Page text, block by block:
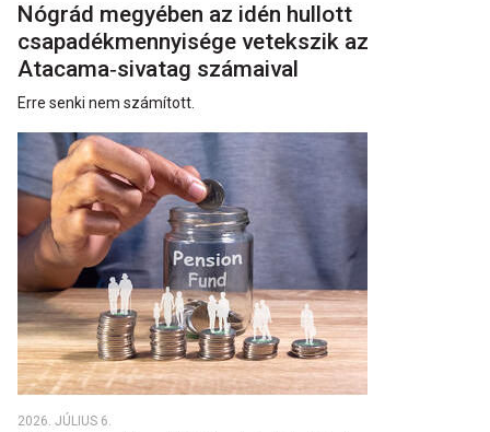
Nógrád megyében az idén hullott
csapadékmennyisége vetekszik az
Atacama‑sivatag számaival
Erre senki nem számított.
2026. JÚLIUS 6.